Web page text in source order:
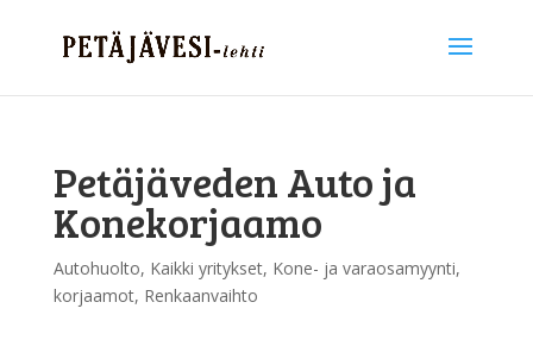
Petäjäveden Auto ja
Konekorjaamo
Autohuolto, Kaikki yritykset, Kone- ja varaosamyynti,
korjaamot, Renkaanvaihto